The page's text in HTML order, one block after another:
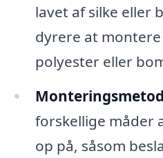
lavet af silke eller
dyrere at
polyester eller
forskellige måder
op på, såsom